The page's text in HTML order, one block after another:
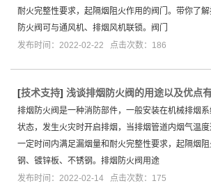
耐火完整性要求，起隔烟阻火作用的阀门。带你了
防火阀可与通风机、排烟风机联锁。阀门
发布时间：2022-02-22 点击次数：186
[技术支持] 浅谈排烟防火阀的用途以及优点有
排烟防火阀是一种消防部件，一般安装在机械排烟
状态，发生火灾时开启排烟，当排烟管道内烟气温
一定时间内满足漏烟量和耐火完整性要求，起隔烟
钢、镀锌板、不锈钢。排烟防火阀用途
发布时间：2022-02-14 点击次数：175